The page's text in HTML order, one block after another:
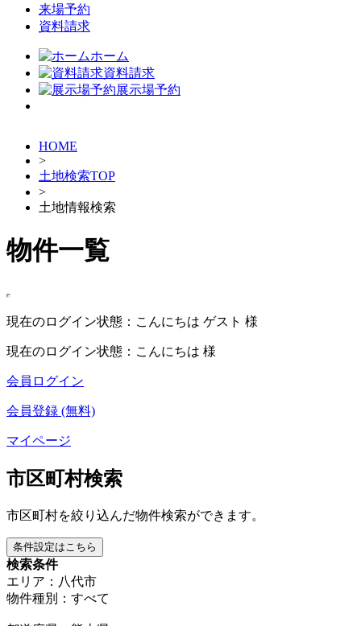
来場予約
資料請求
ホーム
資料請求
展示場予約
HOME
>
土地検索TOP
>
土地情報検索
物件一覧
現在のログイン状態：こんにちは ゲスト 様
現在のログイン状態：こんにちは 様
会員ログイン
会員登録 (無料)
マイページ
市区町村検索
市区町村を絞り込んだ物件検索ができます。
条件設定はこちら
検索条件
エリア：八代市
物件種別：すべて